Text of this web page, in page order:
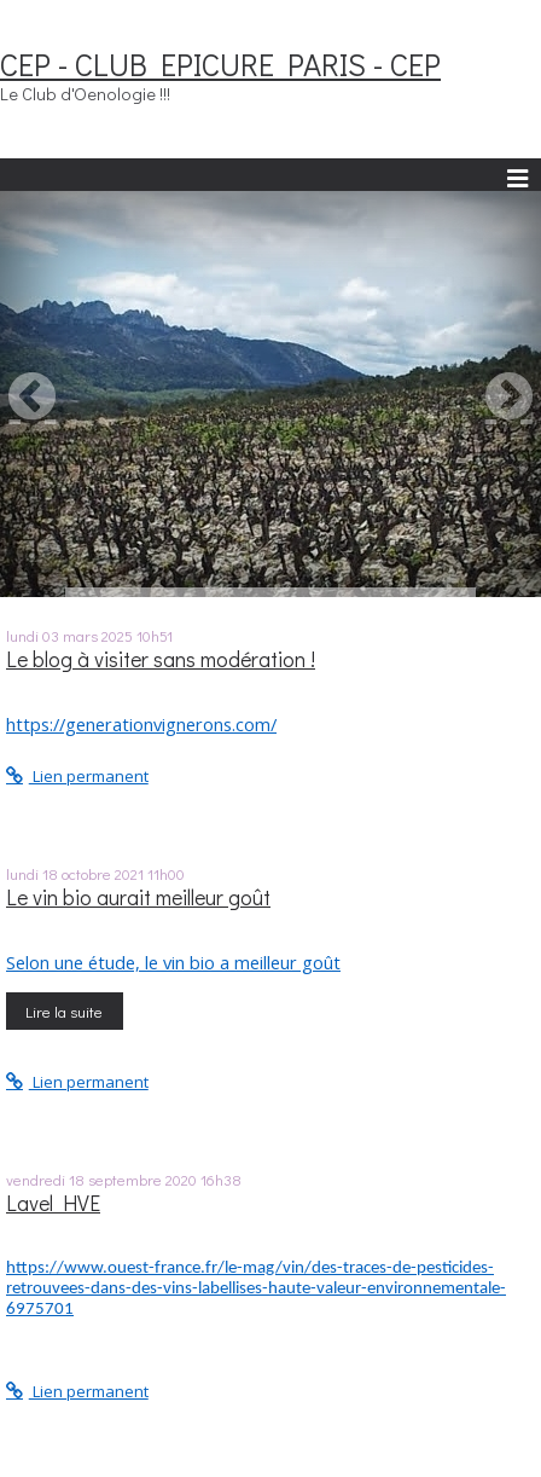
CEP - CLUB EPICURE PARIS - CEP
Le Club d'Oenologie !!!
lundi 03 mars 2025 10h51
Le blog à visiter sans modération !
https://generationvignerons.com/
Lien permanent
lundi 18 octobre 2021 11h00
Le vin bio aurait meilleur goût
Selon une étude, le vin bio a meilleur goût
Lire la suite
Lien permanent
vendredi 18 septembre 2020 16h38
Lavel HVE
https://www.ouest-france.fr/le-mag/vin/des-traces-de-pesticides-
retrouvees-dans-des-vins-labellises-haute-valeur-environnementale-
6975701
Lien permanent